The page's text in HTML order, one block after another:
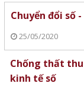
Chuyển đổi số
25/05/2020
Chống thất
kinh tế số